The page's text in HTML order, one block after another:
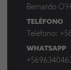
Bernardo
TELÉFONO
Teléfono:
WHATSAPP